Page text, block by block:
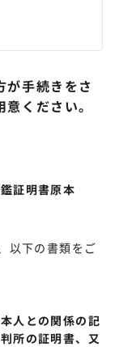
が手続きをさ
ください。
証明書原本
以下の書類をご
人との関係の記
所の証明書、又